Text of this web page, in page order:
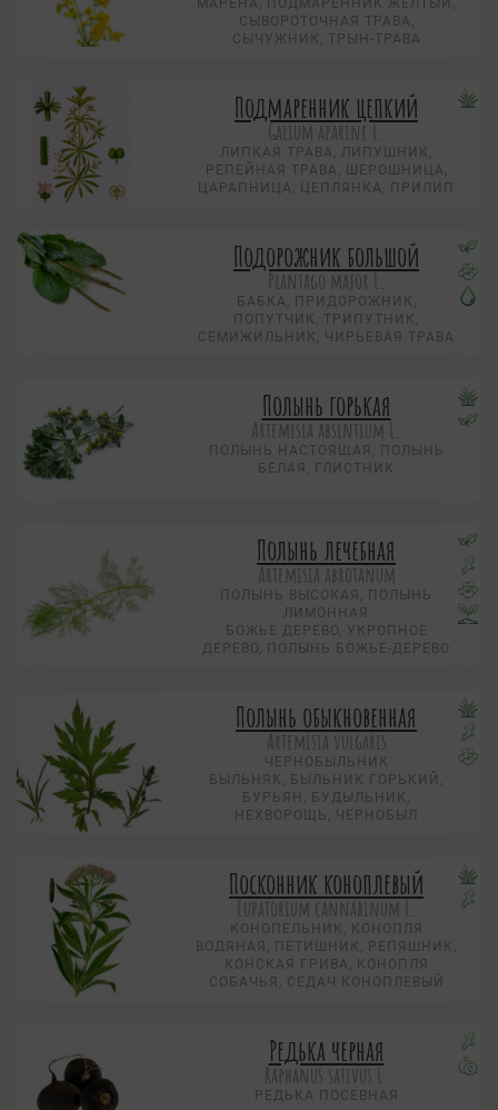
МАРЕНА, ПОДМАРЕННИК ЖЁЛТЫЙ,
СЫВОРОТОЧНАЯ ТРАВА,
СЫЧУЖНИК, ТРЫН-ТРАВА
Подмаренник цепкий
Galium aparine L.
ЛИПКАЯ ТРАВА, ЛИПУШНИК,
РЕПЕЙНАЯ ТРАВА, ШЕРОШНИЦА,
ЦАРАПНИЦА, ЦЕПЛЯНКА, ПРИЛИП
Подорожник большой
Plantago major L.
БАБКА, ПРИДОРОЖНИК,
ПОПУТЧИК, ТРИПУТНИК,
СЕМИЖИЛЬНИК, ЧИРЬЕВАЯ ТРАВА
Полынь горькая
Artemisia absintium L.
ПОЛЫНЬ НАСТОЯЩАЯ, ПОЛЫНЬ
БЕЛАЯ, ГЛИСТНИК
Полынь лечебная
Artemisia abrotanum
ПОЛЫНЬ ВЫСОКАЯ, ПОЛЫНЬ
ЛИМОННАЯ
БОЖЬЕ ДЕРЕВО, УКРОПНОЕ
ДЕРЕВО, ПОЛЫНЬ БОЖЬЕ-ДЕРЕВО
Полынь обыкновенная
Artemisia vulgaris
ЧЕРНОБЫЛЬНИК
БЫЛЬНЯК, БЫЛЬНИК ГОРЬКИЙ,
БУРЬЯН, БУДЫЛЬНИК,
НЕХВОРОЩЬ, ЧЕРНОБЫЛ
Посконник коноплевый
Eupatorium cannabinum L.
КОНОПЕЛЬНИК, КОНОПЛЯ
ВОДЯНАЯ, ПЕТИШНИК, РЕПЯШНИК,
КОНСКАЯ ГРИВА, КОНОПЛЯ
СОБАЧЬЯ, СЕДАЧ КОНОПЛЕВЫЙ
Редька черная
Raphanus sativus L.
РЕДЬКА ПОСЕВНАЯ